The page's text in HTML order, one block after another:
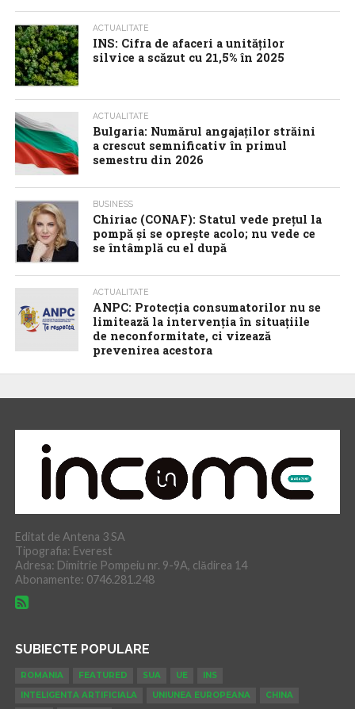
ACTUALITATE
INS: Cifra de afaceri a unităților
silvice a scăzut cu 21,5% în 2025
ACTUALITATE
Bulgaria: Numărul angajaților străini
a crescut semnificativ în primul
semestru din 2026
BUSINESS
Chiriac (CONAF): Statul vede prețul la
pompă și se oprește acolo; nu vede ce
se întâmplă cu el după
ACTUALITATE
ANPC: Protecția consumatorilor nu se
limitează la intervenția în situațiile
de neconformitate, ci vizează
prevenirea acestora
Editat de Antena 3 SA
Tipografia: Everest
Adresa: Dimitrie Pompeiu nr. 9-9A, clădirea 14
Abonamente: 0746.281.248
SUBIECTE POPULARE
ROMANIA FEATURED SUA UE
INS
INTELIGENTA ARTIFICIALA
UNIUNEA EUROPEANA CHINA